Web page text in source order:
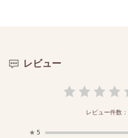
レビュー
レビュー件数：
★ 5